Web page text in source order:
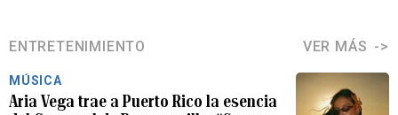
ENTRETENIMIENTO VER MÁS
MÚSICA
Aria Vega trae a Puerto Rico la esencia